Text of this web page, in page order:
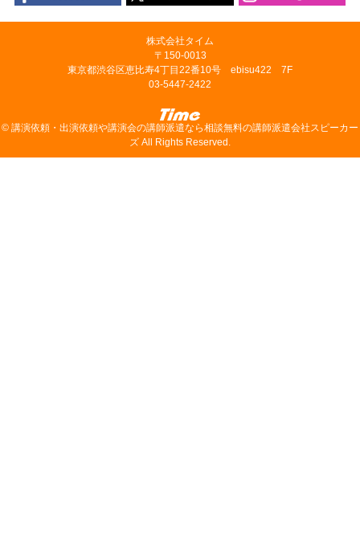
株式会社タイム
〒150-0013
東京都渋谷区恵比寿4丁目22番10号 ebisu422 7F
03-5447-2422
© 講演依頼・出演依頼や講演会の講師派遣なら相談無料の講師派遣会社スピーカー
ズ All Rights Reserved.